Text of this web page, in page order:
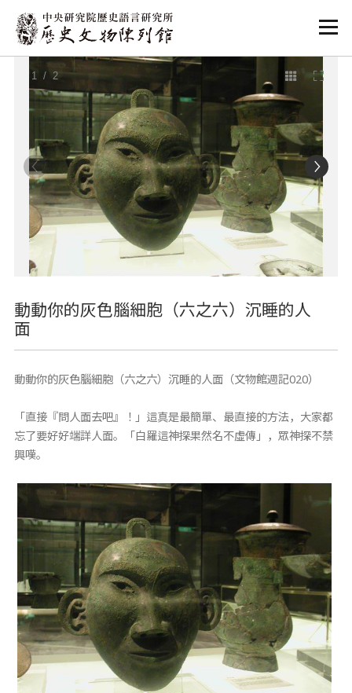
:::
:::
1/ 2
動動你的灰色腦細胞（六之六）沉睡的人
面
動動你的灰色腦細胞（六之六）沉睡的人面（文物館週記020）
「直接『問人面去吧』！」這真是最簡單、最直接的方法，大家都
忘了要好好端詳人面。「白羅這神探果然名不虛傳」，眾神探不禁
興嘆。